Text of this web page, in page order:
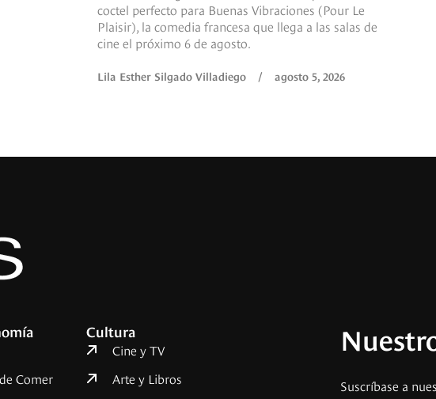
coctel perfecto para Buenas Vibraciones (Pour Le
Plaisir), la comedia francesa que llega a las salas de
cine el próximo 6 de agosto.
Lila Esther Silgado Villadiego / agosto 5, 2026
Comer
Cultura
Cine y TV
Arte y Libros
Suscríbase a